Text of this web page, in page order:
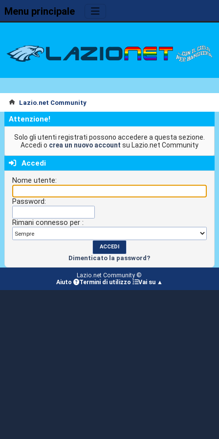
Menu principale
Lazio.net Community
Attenzione!
Solo gli utenti registrati possono accedere a questa sezione.
Accedi o crea un nuovo account su Lazio.net Community
Accedi
Nome utente:
Password:
Rimani connesso per :
Dimenticato la password?
Lazio.net Community ©
Aiuto
Termini di utilizzo Vai su ▲